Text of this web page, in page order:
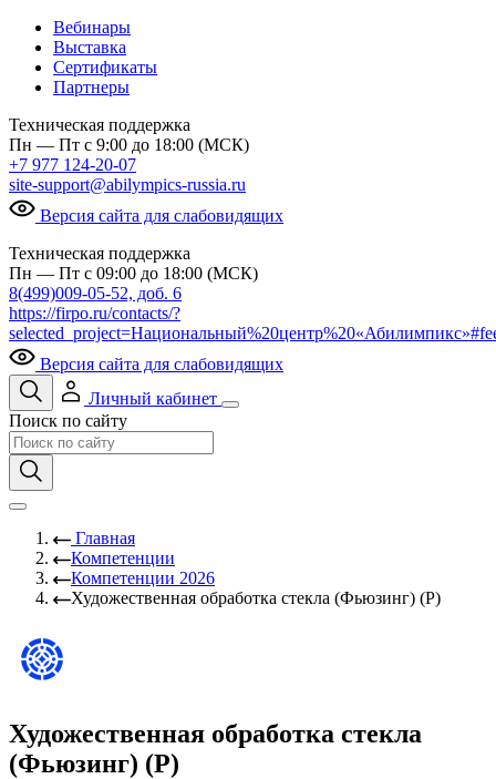
Вебинары
Выставка
Сертификаты
Партнеры
Техническая поддержка
Пн — Пт с 9:00 до 18:00 (МСК)
+7 977 124-20-07
site-support@abilympics-russia.ru
Версия сайта для слабовидящих
Техническая поддержка
Пн — Пт с 09:00 до 18:00 (МСК)
8(499)009-05-52, доб. 6
https://firpo.ru/contacts/?
Версия сайта для слабовидящих
Личный кабинет
Поиск по сайту
Главная
Компетенции
Компетенции 2026
Художественная обработка стекла (Фьюзинг) (Р)
Художественная обработка стекла
(Фьюзинг) (Р)